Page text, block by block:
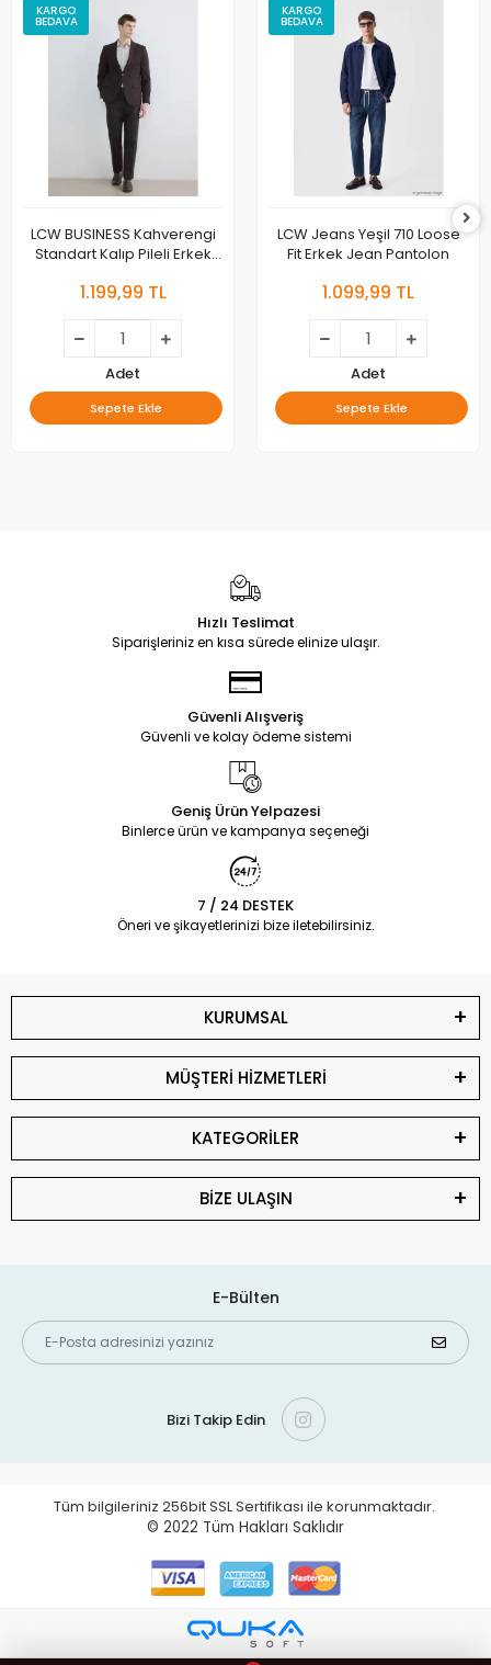
KARGO
BEDAVA
LCW BUSINESS Kahverengi
Standart Kalıp Pileli Erkek
1.199,99 TL
Adet
Sepete Ekle
KARGO
BEDAVA
LCW Jeans Yeşil 710 Loose
Fit Erkek Jean Pantolon
1.099,99 TL
Adet
Sepete Ekle
Hızlı Teslimat
Siparişleriniz en kısa sürede elinize ulaşır.
Güvenli Alışveriş
Güvenli ve kolay ödeme sistemi
Geniş Ürün Yelpazesi
Binlerce ürün ve kampanya seçeneği
7 / 24 DESTEK
Öneri ve şikayetlerinizi bize iletebilirsiniz.
KURUMSAL
MÜŞTERİ HİZMETLERİ
KATEGORİLER
BİZE ULAŞIN
E-Bülten
Bizi Takip Edin
Tüm bilgileriniz 256bit SSL Sertifikası ile korunmaktadır.
© 2022 Tüm Hakları Saklıdır